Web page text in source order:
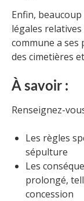
Enfin,
légales
commune a
des cimetières
À savoir :
Renseignez-
Les règles
sépulture
Les
prolongé,
concession